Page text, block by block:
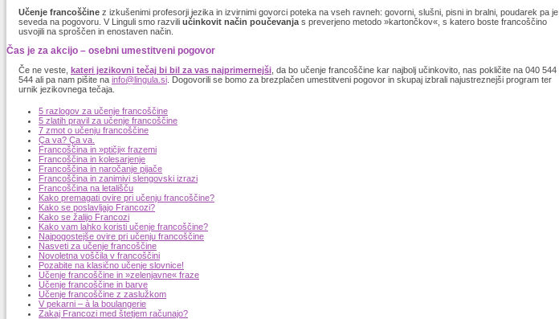
Učenje francoščine z izkušenimi profesorji jezika in izvirnimi govorci poteka na vseh ravneh: govorni, slušni, pisni in bralni, poudarek pa je
seveda na pogovoru. V Linguli smo razvili učinkovit način poučevanja s preverjeno metodo »kartončkov«, s katero boste francoščino
usvojili na sproščen in enostaven način.
Čas je za akcijo – osebni umestitveni pogovor
Če ne veste, kateri jezikovni tečaj bi bil za vas najprimernejši , da bo učenje francoščine kar najbolj učinkovito, nas pokličite na 040 544
544 ali pa nam pišite na info@lingula.si . Dogovorili se bomo za brezplačen umestitveni pogovor in skupaj izbrali najustreznejši program ter
urnik jezikovnega tečaja.
5 razlogov za učenje francoščine
5 zlatih pravil za učenje francoščine
7 zmot o učenju francoščine
Ça va? Ça va.
Francoščina in »ptičji« frazemi
Francoščina in kolesarjenje
Francoščina in naročanje pijače
Francoščina in zanimivi slengovski izrazi
Francoščina na letališču
Kako premagati ovire pri učenju francoščine?
Kako se poslavljajo Francozi?
Kako se žalijo Francozi
Kako vam lahko koristi učenje francoščine?
Najpogostejše ovire pri učenju francoščine
Nasveti za učenje francoščine
Novoletna voščila v francoščini
Pozabite na klasično učenje slovnice!
Učenje francoščine in »zelenjavne« fraze
Učenje francoščine in barve
Učenje francoščine z zaslužkom
V pekarni – à la boulangerie
Zakaj Francozi med štetjem računajo?